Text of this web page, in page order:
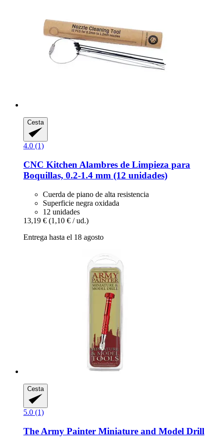
Cesta
4.0 (1)
CNC Kitchen Alambres de Limpieza para
Boquillas, 0.2-​1.4 mm (12 unidades)
Cuerda de piano de alta resistencia
Superficie negra oxidada
12 unidades
13,19 € (1,10 € / ud.)
Entrega hasta el 18 agosto
Cesta
5.0 (1)
The Army Painter Miniature and Model Drill